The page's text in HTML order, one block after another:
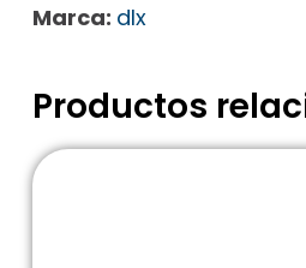
Marca: dlx
Productos